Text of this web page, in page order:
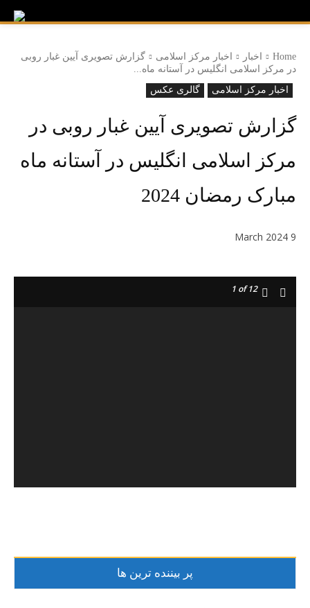
Home اخبار اخبار مرکز اسلامی
گزارش تصویری آیین غبار روبی
در مرکز اسلامی انگلیس در آستانه ماه...
اخبار مرکز اسلامی
گالری عکس
گزارش تصویری آیین غبار روبی در
مرکز اسلامی انگلیس در آستانه ماه
مبارک رمضان 2024
9 March 2024
1 of 12
پر بیننده ترین ها